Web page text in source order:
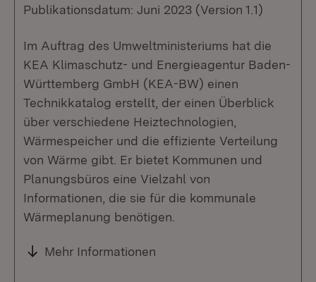
Publikationsdatum: Juni 2023 (Version 1.1)
Im Auftrag des Umweltministeriums hat die
KEA Klimaschutz- und Energieagentur Baden-
Württemberg GmbH (KEA-BW) einen
Technikkatalog erstellt, der einen Überblick
über verschiedene Heiztechnologien,
Wärmespeicher und die effiziente Verteilung
von Wärme gibt. Er bietet Kommunen und
Planungsbüros eine Vielzahl von
Informationen, die sie für die kommunale
Wärmeplanung benötigen.
Mehr Informationen